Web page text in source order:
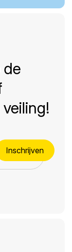
de
Inschrijven